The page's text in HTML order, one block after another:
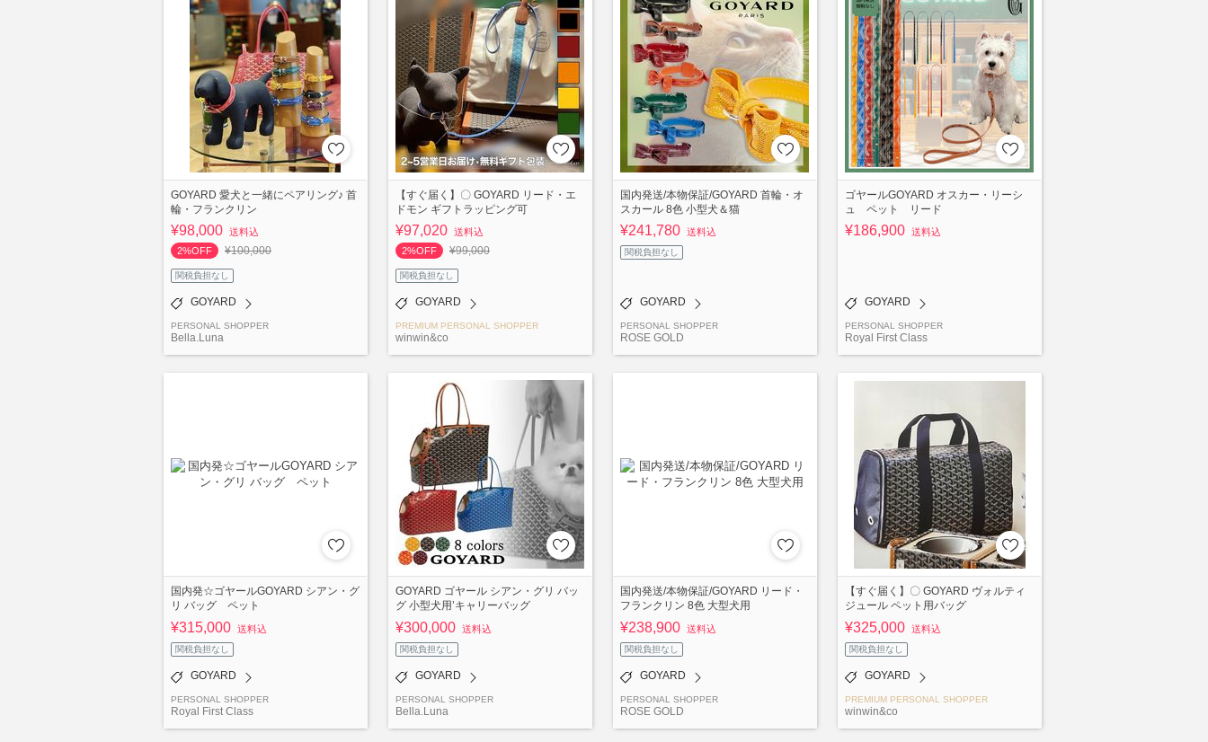
GOYARD 愛犬と一緒にペアリング♪ 首
輪・フランクリン
¥98,000 送料込
2%OFF
¥100,000
関税負担なし
GOYARD
PERSONAL SHOPPER
Bella.Luna
【すぐ届く】〇 GOYARD リード・エ
ドモン ギフトラッピング可
¥97,020 送料込
2%OFF
¥99,000
関税負担なし
GOYARD
PREMIUM PERSONAL SHOPPER
winwin&co
国内発送/本物保証/GOYARD 首輪・オ
スカール 8色 小型犬＆猫
¥241,780 送料込
関税負担なし
GOYARD
PERSONAL SHOPPER
ROSE GOLD
ゴヤールGOYARD オスカー・リーシ
ュ ペット リード
¥186,900 送料込
GOYARD
PERSONAL SHOPPER
Royal First Class
国内発☆ゴヤールGOYARD シアン・グ
リ バッグ ペット
¥315,000 送料込
関税負担なし
GOYARD
PERSONAL SHOPPER
Royal First Class
GOYARD ゴヤール シアン・グリ バッ
グ 小型犬用’キャリーバッグ
¥300,000 送料込
関税負担なし
GOYARD
PERSONAL SHOPPER
Bella.Luna
国内発送/本物保証/GOYARD リード・
フランクリン 8色 大型犬用
¥238,900 送料込
関税負担なし
GOYARD
PERSONAL SHOPPER
ROSE GOLD
【すぐ届く】〇 GOYARD ヴォルティ
ジュール ペット用バッグ
¥325,000 送料込
関税負担なし
GOYARD
PREMIUM PERSONAL SHOPPER
winwin&co